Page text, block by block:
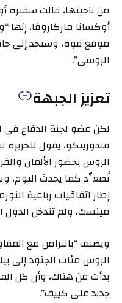
من ناحيتها، قالت سفيرة
أوكسانا ماركاروفا،
موقع قوة، وستجد إلى
الروسي”.
تعزيز الجبهة
لكن عضو لجنة الدفاع في
فيدورينكو، يقول
تُصعِّد كما يحدث اليوم،
إطار اتفاقيات رباعية
مينسك، ولم تتدخل الدول
ويضيف “بالتزامن مع
الروس مئات الجنود إلى
بدأت من هناك، وأن كل
جديد على كييف”.